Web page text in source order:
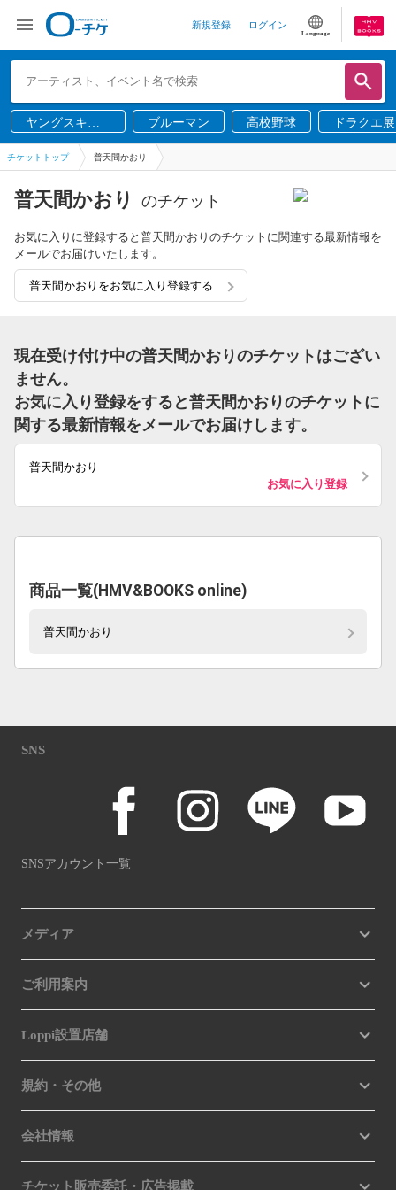
新規登録 ログイン
Language
ヤングスキニ
ー
ブルーマン 高校野球 ドラクエ展
チケットトップ 普天間かおり
普天間かおり のチケット
お気に入りに登録すると普天間かおりのチケットに関連する最新情報を
メールでお届けいたします。
普天間かおりをお気に入り登録する
現在受け付け中の普天間かおりのチケットはござい
ません。
お気に入り登録をすると普天間かおりのチケットに
関する最新情報をメールでお届けします。
普天間かおり
お気に入り登録
商品一覧(HMV&BOOKS online)
普天間かおり
SNS
SNSアカウント一覧
メディア
ご利用案内
Loppi設置店舗
規約・その他
会社情報
チケット販売委託・広告掲載